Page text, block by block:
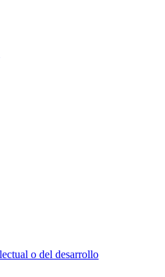
o del desarrollo